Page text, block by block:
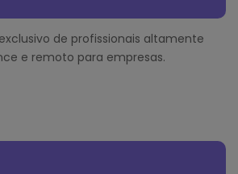
de profissionais altamente
e remoto para empresas.